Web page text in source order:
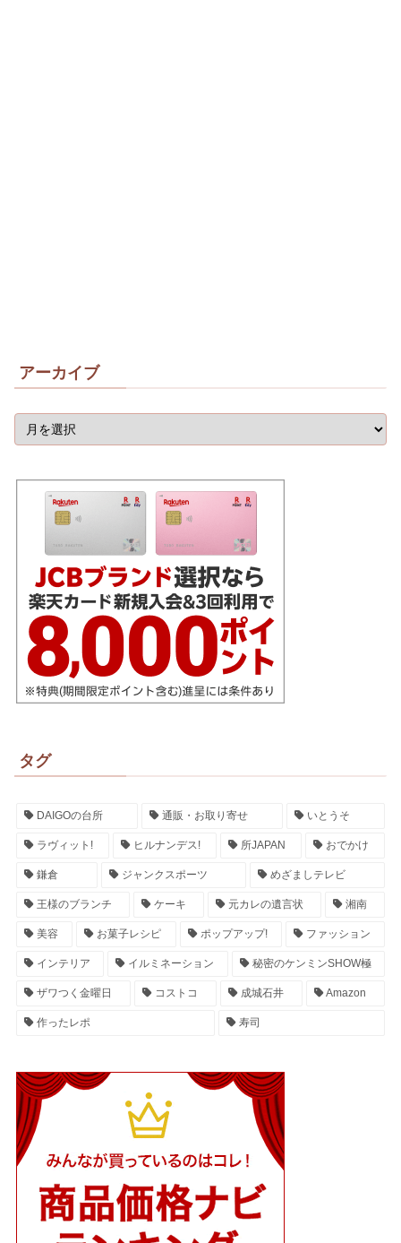
アーカイブ
タグ
DAIGOの台所 通販・お取り寄せ いとうそ
ラヴィット! ヒルナンデス! 所JAPAN おでかけ
鎌倉 ジャンクスポーツ めざましテレビ
王様のブランチ ケーキ 元カレの遺言状 湘南
美容 お菓子レシピ ポップアップ! ファッション
インテリア イルミネーション 秘密のケンミンSHOW極
ザワつく金曜日 コストコ 成城石井 Amazon
作ったレポ 寿司